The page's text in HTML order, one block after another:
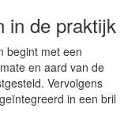
in de praktijk
begint met een
en aard van de
Vervolgens
in een bril